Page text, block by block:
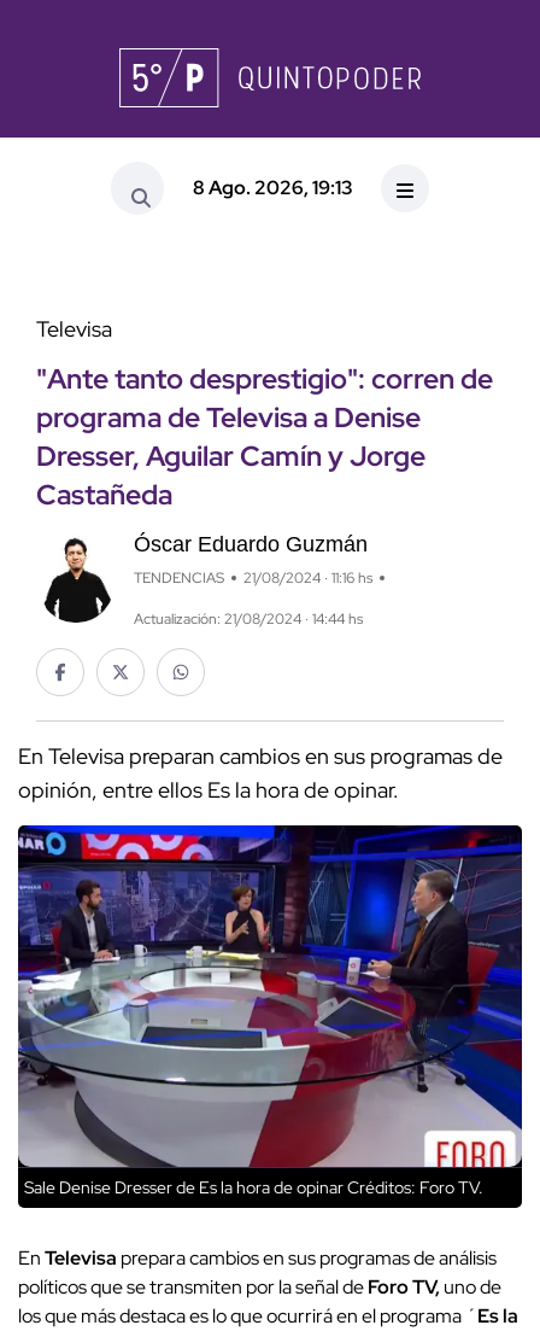
8 Ago. 2026, 19:13
Televisa
"Ante tanto desprestigio": corren de
programa de Televisa a Denise
Dresser, Aguilar Camín y Jorge
Castañeda
Óscar Eduardo Guzmán
TENDENCIAS 21/08/2024 · 11:16 hs
Actualización: 21/08/2024 · 14:44 hs
En Televisa preparan cambios en sus programas de
opinión, entre ellos Es la hora de opinar.
Sale Denise Dresser de Es la hora de opinarCréditos: Foro TV.
EnTelevisa prepara cambios en sus programas de análisis
políticos que se transmiten por la señal deForo TV, uno de
los que más destaca es lo que ocurrirá en el programa ´Es la